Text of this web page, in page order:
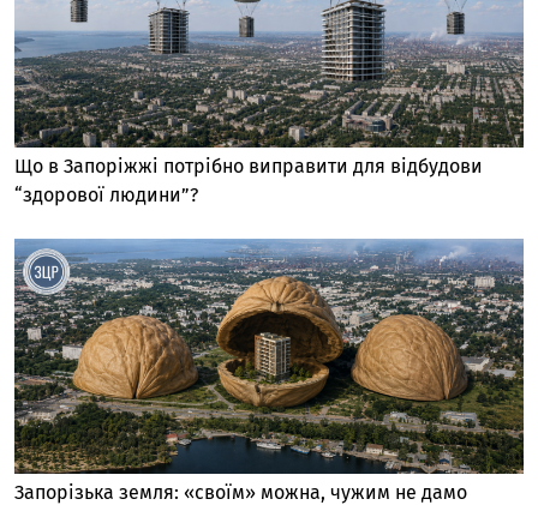
Що в Запоріжжі потрібно виправити для відбудови
“здорової людини”?
Запорізька земля: «своїм» можна, чужим не дамо